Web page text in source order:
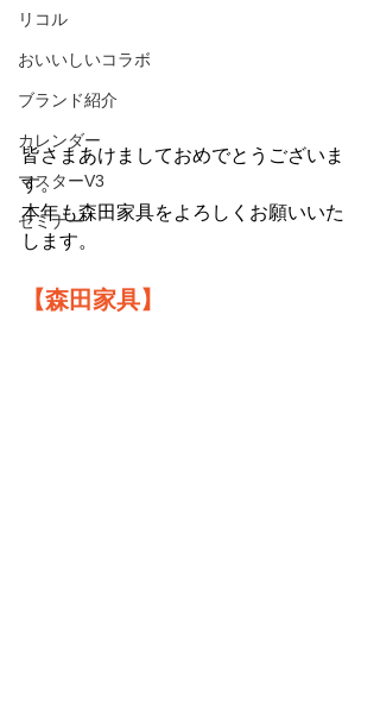
リコル
おいいしいコラボ
ブランド紹介
カレンダー
マスターV3
セミナー
皆さまあけましておめでとうございま
す。
本年も森田家具をよろしくお願いいた
します。
【森田家具】